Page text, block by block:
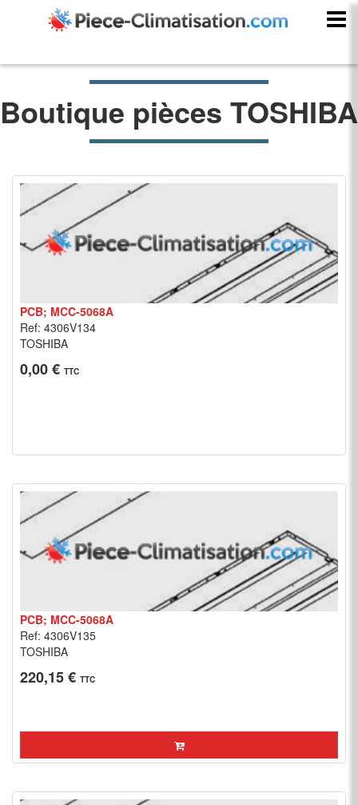
Boutique pièces TOSHIBA
PCB; MCC-5068A
Ref: 4306V134
TOSHIBA
0,00 € TTC
PCB; MCC-5068A
Ref: 4306V135
TOSHIBA
220,15 € TTC